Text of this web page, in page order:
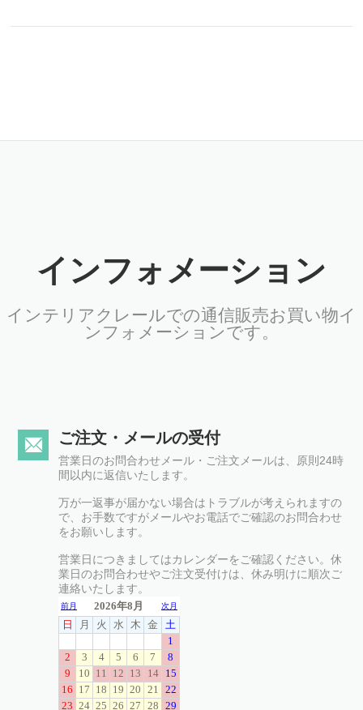
インフォメーション
インテリアクレールでの通信販売お買い物イ
ンフォメーションです。
ご注文・メールの受付
営業日のお問合わせメール・ご注文メールは、原則24時
間以内に返信いたします。
万が一返事が届かない場合はトラブルが考えられますの
で、お手数ですがメールやお電話でご確認のお問合わせ
をお願いします。
営業日につきましてはカレンダーをご確認ください。休
業日のお問合わせやご注文受付けは、休み明けに順次ご
連絡いたします。